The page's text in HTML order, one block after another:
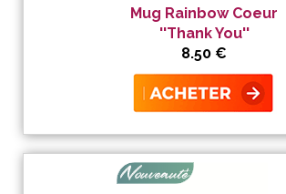
Mug Rainbow Coeur
''Thank You''
8.50 €